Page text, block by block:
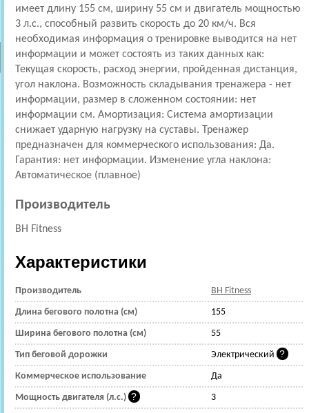
имеет длину 155 см, ширину 55 см и двигатель мощностью
3 л.с., способный развить скорость до 20 км/ч. Вся
необходимая информация о тренировке выводится на нет
информации и может состоять из таких данных как:
Текущая скорость, расход энергии, пройденная дистанция,
угол наклона. Возможность складывания тренажера - нет
информации, размер в сложенном состоянии: нет
информации см. Амортизация: Cистема амортизации
снижает ударную нагрузку на суставы. Тренажер
предназначен для коммерческого использования: Да.
Гарантия: нет информации. Изменение угла наклона:
Автоматическое (плавное)
Производитель
BH Fitness
Характеристики
Производитель BH Fitness
Длина бегового полотна (см) 155
Ширина бегового полотна (см) 55
Тип беговой дорожки Электрический
Коммерческое использование Да
Мощность двигателя (л.с.) 3